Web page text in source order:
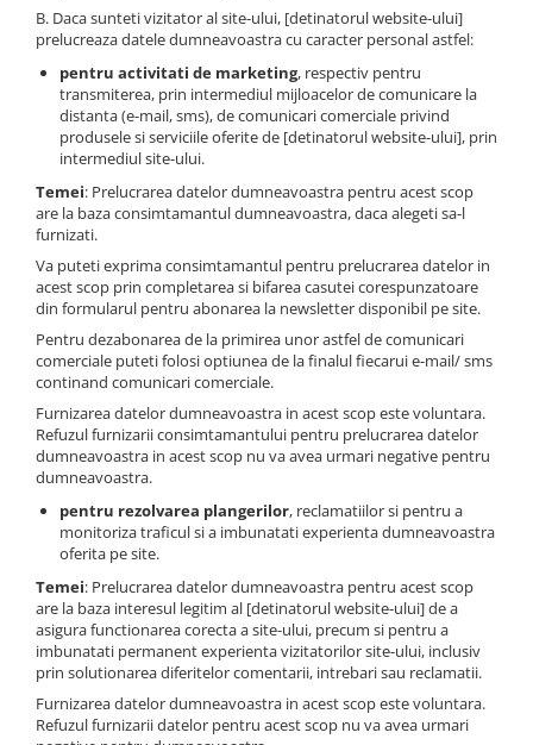
B. Daca sunteti vizitator al site-ului, [detinatorul website-ului]
prelucreaza datele dumneavoastra cu caracter personal astfel:
pentru activitati de marketing, respectiv pentru
transmiterea, prin intermediul mijloacelor de comunicare la
distanta (e-mail, sms), de comunicari comerciale privind
produsele si serviciile oferite de [detinatorul website-ului], prin
intermediul site-ului.
Temei: Prelucrarea datelor dumneavoastra pentru acest scop
are la baza consimtamantul dumneavoastra, daca alegeti sa-l
furnizati.
Va puteti exprima consimtamantul pentru prelucrarea datelor in
acest scop prin completarea si bifarea casutei corespunzatoare
din formularul pentru abonarea la newsletter disponibil pe site.
Pentru dezabonarea de la primirea unor astfel de comunicari
comerciale puteti folosi optiunea de la finalul fiecarui e-mail/ sms
continand comunicari comerciale.
Furnizarea datelor dumneavoastra in acest scop este voluntara.
Refuzul furnizarii consimtamantului pentru prelucrarea datelor
dumneavoastra in acest scop nu va avea urmari negative pentru
dumneavoastra.
pentru rezolvarea plangerilor, reclamatiilor si pentru a
monitoriza traficul si a imbunatati experienta dumneavoastra
oferita pe site.
Temei: Prelucrarea datelor dumneavoastra pentru acest scop
are la baza interesul legitim al [detinatorul website-ului] de a
asigura functionarea corecta a site-ului, precum si pentru a
imbunatati permanent experienta vizitatorilor site-ului, inclusiv
prin solutionarea diferitelor comentarii, intrebari sau reclamatii.
Furnizarea datelor dumneavoastra in acest scop este voluntara.
Refuzul furnizarii datelor pentru acest scop nu va avea urmari